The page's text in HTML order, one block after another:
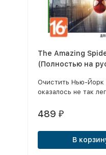
The Amazing
(Полностью на
Очистить Нью-Йорк
оказалось не так
Несмотря на все
злом никак не
правосудия.
489 ₽
В